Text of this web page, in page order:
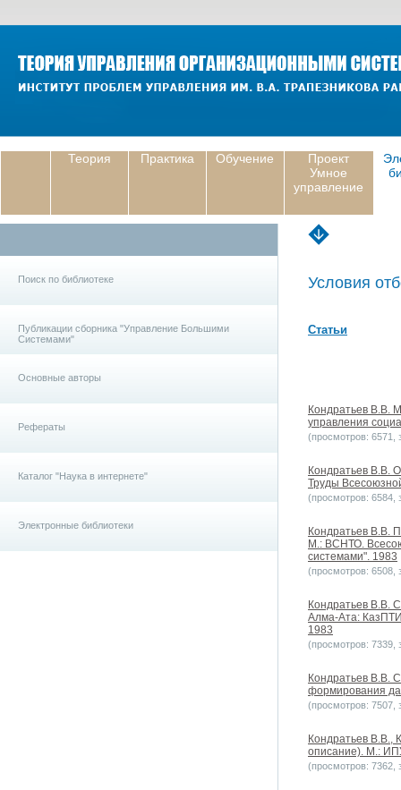
Теория Практика Обучение
Проект
Умное
управление
Поиск по библиотеке
Публикации сборника "Управление Большими
Системами"
Основные авторы
Рефераты
Каталог "Наука в интернете"
Электронные библиотеки
Условия
Статьи
Кондратьев В.В.
управления
(просмотров: 6571,
Кондратьев В.В.
Труды
(просмотров: 6584,
Кондратьев В.В.
М.: ВСНТО.
системами". 1983
(просмотров: 6508,
Кондратьев В.В.
Алма-Ата:
1983
(просмотров: 7339,
Кондратьев В.В.
формирования
(просмотров: 7507,
Кондратьев В.В.,
описание). М.:
(просмотров: 7362,